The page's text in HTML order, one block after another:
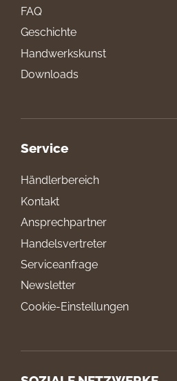
FAQ
Geschichte
Handwerkskunst
Downloads
Service
Händlerbereich
Kontakt
Ansprechpartner
Handelsvertreter
Serviceanfrage
Newsletter
Cookie-Einstellungen